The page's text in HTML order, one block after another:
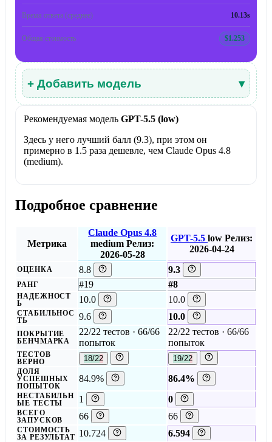
Время ответа (среднее) 10.13s
Общая стоимость $1.253
+ Добавить модель ▾
Рекомендуемая модель GPT-5.5 (low)
Здесь у него лучший балл (9.3), при этом он
примерно в 1.5 раза дешевле, чем Claude Opus 4.8
(medium).
Подробное сравнение
Метрика
Claude Opus 4.8
medium Релиз:
2026-05-28
GPT-5.5 low Релиз:
2026-04-24
ОЦЕНКА 8.8 9.3
РАНГ #19 #8
НАДЕЖНОСТ
Ь
10.0 10.0
СТАБИЛЬНОС
ТЬ
9.6 10.0
ПОКРЫТИЕ
БЕНЧМАРКА
22/22 тестов · 66/66
попыток
22/22 тестов · 66/66
попыток
ТЕСТОВ
ВЕРНО
18/22 19/22
ДОЛЯ
УСПЕШНЫХ
ПОПЫТОК
84.9% 86.4%
НЕСТАБИЛЬН
ЫЕ ТЕСТЫ
1 0
ВСЕГО
ЗАПУСКОВ
66 66
СТОИМОСТЬ
ЗА РЕЗУЛЬТАТ
10.724 6.594